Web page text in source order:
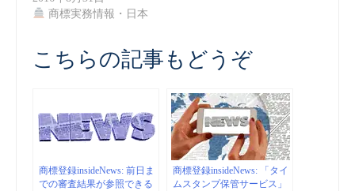
商標実務情報・日本
こちらの記事もどうぞ
商標登録insideNews: 前日ま
での審査結果が参照できる
商標登録insideNews: 「タイ
ムスタンプ保管サービス」